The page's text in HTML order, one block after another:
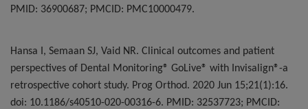
PMID: 36900687; PMCID: PMC10000479.
Hansa I, Semaan SJ, Vaid NR. Clinical outcomes and patient
perspectives of Dental Monitoring® GoLive® with Invisalign®-a
retrospective cohort study. Prog Orthod. 2020 Jun 15;21(1):16.
doi: 10.1186/s40510-020-00316-6. PMID: 32537723; PMCID: